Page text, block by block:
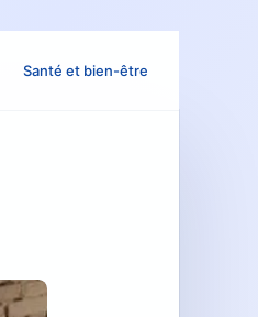
Santé et bien-être